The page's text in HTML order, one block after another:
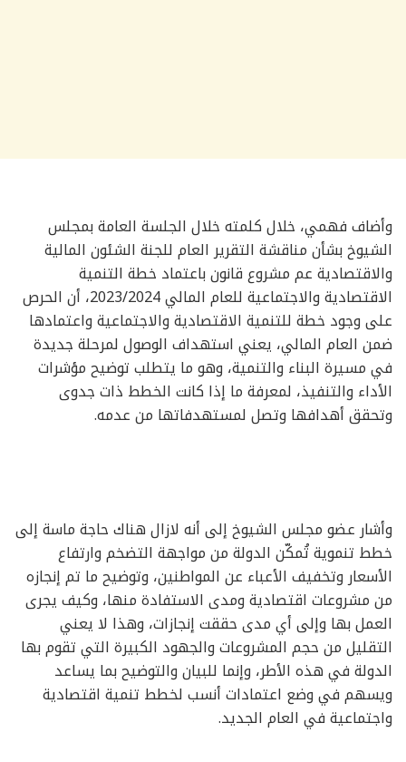
وأضاف فهمي، خلال كلمته خلال الجلسة العامة بمجلس
الشيوخ بشأن مناقشة التقرير العام للجنة الشئون المالية
والاقتصادية عم مشروع قانون باعتماد خطة التنمية
الاقتصادية والاجتماعية للعام المالي 2023/2024، أن الحرص
على وجود خطة للتنمية الاقتصادية والاجتماعية واعتمادها
ضمن العام المالي، يعني استهداف الوصول لمرحلة جديدة
في مسيرة البناء والتنمية، وهو ما يتطلب توضيح مؤشرات
الأداء والتنفيذ، لمعرفة ما إذا كانت الخطط ذات جدوى
وتحقق أهدافها وتصل لمستهدفاتها من عدمه.
وأشار عضو مجلس الشيوخ إلى أنه لازال هناك حاجة ماسة إلى
خطط تنموية تُمكّن الدولة من مواجهة التضخم وارتفاع
الأسعار وتخفيف الأعباء عن المواطنين، وتوضيح ما تم إنجازه
من مشروعات اقتصادية ومدى الاستفادة منها، وكيف يجرى
العمل بها وإلى أي مدى حققت إنجازات، وهذا لا يعني
التقليل من حجم المشروعات والجهود الكبيرة التي تقوم بها
الدولة في هذه الأطر، وإنما للبيان والتوضيح بما يساعد
ويسهم في وضع اعتمادات أنسب لخطط تنمية اقتصادية
واجتماعية في العام الجديد.